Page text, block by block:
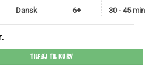
Dansk 6+ 30 - 45 min
TILFØJ TIL KURV